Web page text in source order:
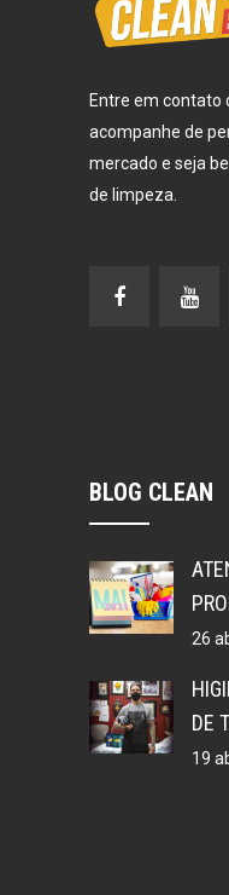
Entre em contato
acompanhe de
mercado e seja
de limpeza.
BLOG CLEAN
26
DE
19